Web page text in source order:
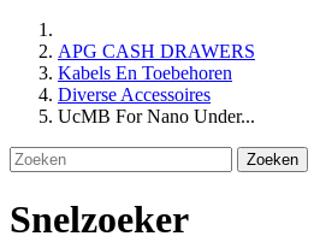
APG CASH DRAWERS
Kabels En Toebehoren
Diverse Accessoires
UcMB For Nano Under...
Zoeken
Snelzoeker